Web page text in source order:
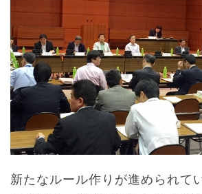
新たなルール作りが進められて